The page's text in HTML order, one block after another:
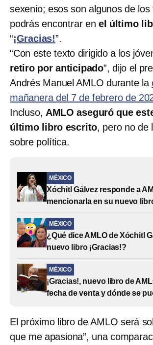
sexenio; esos son algunos de
podrás encontrar en el último
“¡Gracias!”.
“Con este texto dirigido a los
retiro por anticipado”, dijo el
Andrés Manuel AMLO durante la
mañanera del 7 de febrero de
Incluso, AMLO aseguró que
último libro escrito, pero no de
sobre política.
MÉXICO
Xóchitl Gálvez responde a
mencionarla en su nuevo
MÉXICO
¿Qué dice AMLO de Xóchitl
nuevo libro ¡Gracias!?
MÉXICO
¡Gracias!, nuevo libro de
fecha de venta y dónde se
El próximo libro de AMLO será
que me apasiona”, una